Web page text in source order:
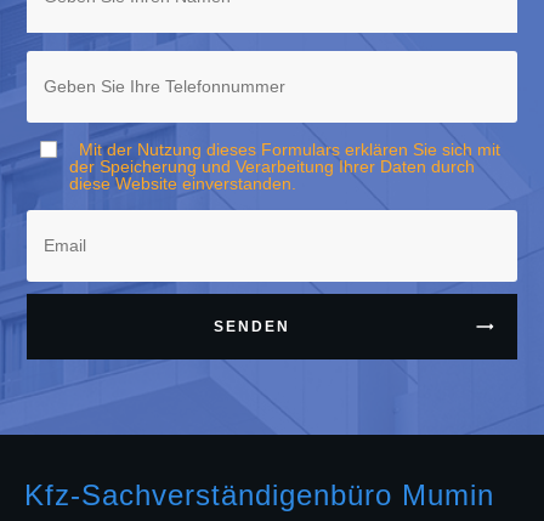
Mit der Nutzung dieses Formulars erklären Sie sich mit
der Speicherung und Verarbeitung Ihrer Daten durch
diese Website einverstanden.
SENDEN
Kfz-Sachverständigenbüro Mumin